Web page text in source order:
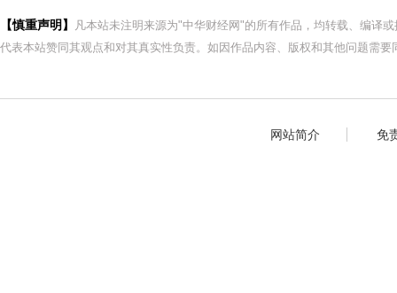
【慎重声明】
凡本站未注明来源为"中华财经网"的所有作品，均转载、编译
代表本站赞同其观点和对其真实性负责。如因作品内容、版权和其他问题需
网站简介 免